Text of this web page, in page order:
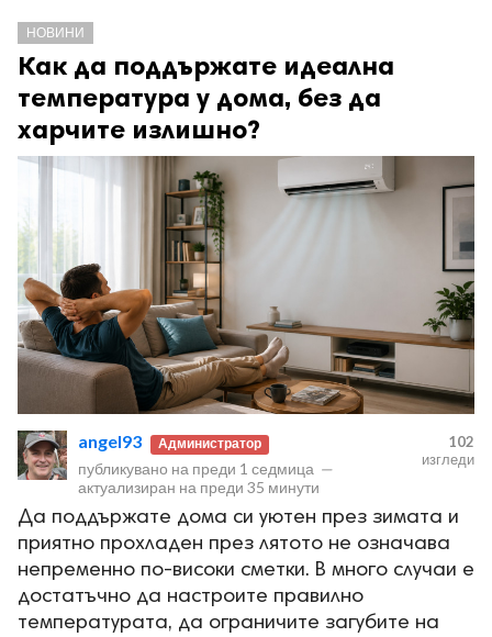
НОВИНИ
Как да поддържате идеална
температура у дома, без да
харчите излишно?
angel93 Администратор
публикувано на преди 1 седмица —
актуализиран на преди 35 минути
102
изгледи
Да поддържате дома си уютен през зимата и
приятно прохладен през лятото не означава
непременно по-високи сметки. В много случаи е
достатъчно да настроите правилно
температурата, да ограничите загубите на